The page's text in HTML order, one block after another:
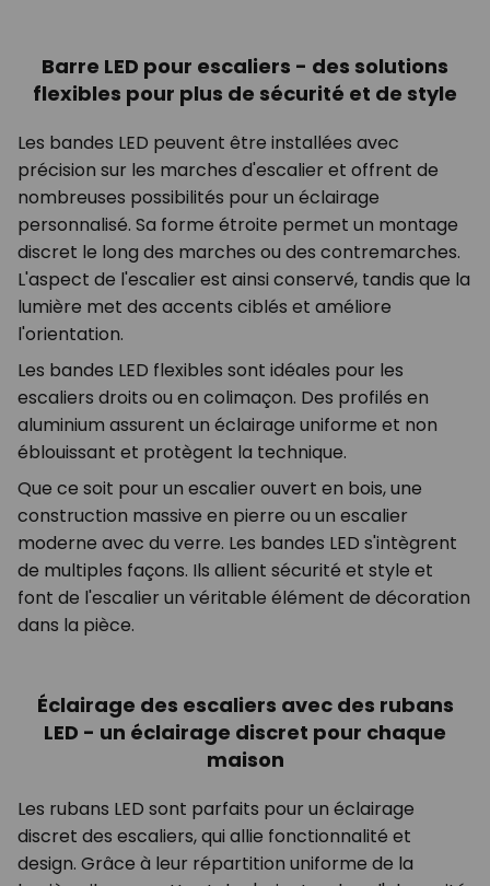
Barre LED pour escaliers - des solutions
flexibles pour plus de sécurité et de style
Les bandes LED peuvent être installées avec
précision sur les marches d'escalier et offrent de
nombreuses possibilités pour un éclairage
personnalisé. Sa forme étroite permet un montage
discret le long des marches ou des contremarches.
L'aspect de l'escalier est ainsi conservé, tandis que la
lumière met des accents ciblés et améliore
l'orientation.
Les bandes LED flexibles sont idéales pour les
escaliers droits ou en colimaçon. Des profilés en
aluminium assurent un éclairage uniforme et non
éblouissant et protègent la technique.
Que ce soit pour un escalier ouvert en bois, une
construction massive en pierre ou un escalier
moderne avec du verre. Les bandes LED s'intègrent
de multiples façons. Ils allient sécurité et style et
font de l'escalier un véritable élément de décoration
dans la pièce.
Éclairage des escaliers avec des rubans
LED - un éclairage discret pour chaque
maison
Les rubans LED sont parfaits pour un éclairage
discret des escaliers, qui allie fonctionnalité et
design. Grâce à leur répartition uniforme de la